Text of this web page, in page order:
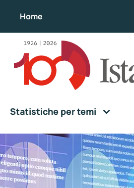
Home
Statistiche per temi